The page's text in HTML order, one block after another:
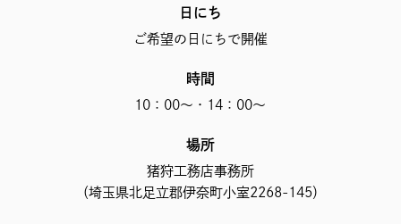
日にち
ご希望の日にちで開催
時間
10：00～・14：00～
場所
猪狩工務店事務所
（埼玉県北足立郡伊奈町小室2268-145）